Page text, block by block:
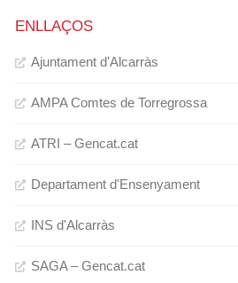
ENLLAÇOS
Ajuntament d'Alcarràs
AMPA Comtes de Torregrossa
ATRI – Gencat.cat
Departament d'Ensenyament
INS d'Alcarràs
SAGA – Gencat.cat